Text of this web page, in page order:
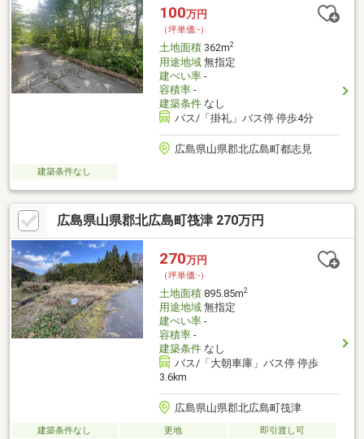
100万円
（坪単価:-）
土地面積362m2
用途地域無指定
建ぺい率-
容積率-
建築条件なし
バス/「掛礼」バス停 停歩4分
広島県山県郡北広島町都志見
建築条件なし
広島県山県郡北広島町筏津 270万円
270万円
（坪単価:-）
土地面積895.85m2
用途地域無指定
建ぺい率-
容積率-
建築条件なし
バス/「大朝車庫」バス停 停歩
3.6km
広島県山県郡北広島町筏津
建築条件なし 更地 即引渡し可